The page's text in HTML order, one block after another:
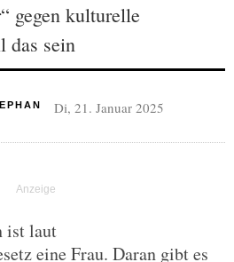
gegen kulturelle
das sein
Di, 21. Januar 2025
ist laut
eine Frau. Daran gibt es